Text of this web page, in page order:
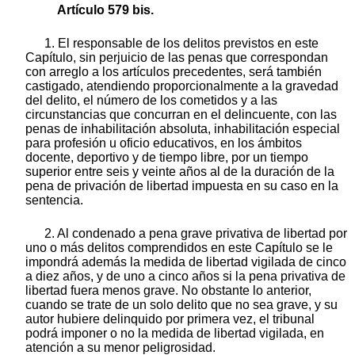
Artículo 579 bis.
1. El responsable de los delitos previstos en este
Capítulo, sin perjuicio de las penas que correspondan
con arreglo a los artículos precedentes, será también
castigado, atendiendo proporcionalmente a la gravedad
del delito, el número de los cometidos y a las
circunstancias que concurran en el delincuente, con las
penas de inhabilitación absoluta, inhabilitación especial
para profesión u oficio educativos, en los ámbitos
docente, deportivo y de tiempo libre, por un tiempo
superior entre seis y veinte años al de la duración de la
pena de privación de libertad impuesta en su caso en la
sentencia.
2. Al condenado a pena grave privativa de libertad por
uno o más delitos comprendidos en este Capítulo se le
impondrá además la medida de libertad vigilada de cinco
a diez años, y de uno a cinco años si la pena privativa de
libertad fuera menos grave. No obstante lo anterior,
cuando se trate de un solo delito que no sea grave, y su
autor hubiere delinquido por primera vez, el tribunal
podrá imponer o no la medida de libertad vigilada, en
atención a su menor peligrosidad.